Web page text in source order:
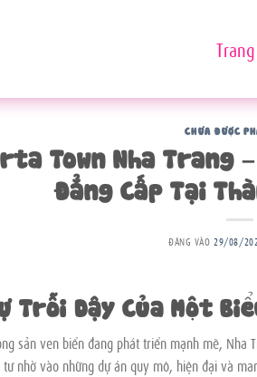
CHƯA ĐƯỢC
Town Nha Trang
Đẳng Cấp Tại
ĐĂNG VÀO29/08/
Trỗi Dậy Của Một
sản ven biển đang phát triển mạnh mẽ, Nha
nhờ vào những dự án quy mô, hiện đại và